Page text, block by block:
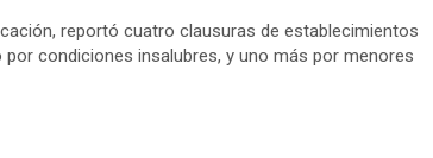
reportó cuatro clausuras de establecimientos
condiciones insalubres, y uno más por menores